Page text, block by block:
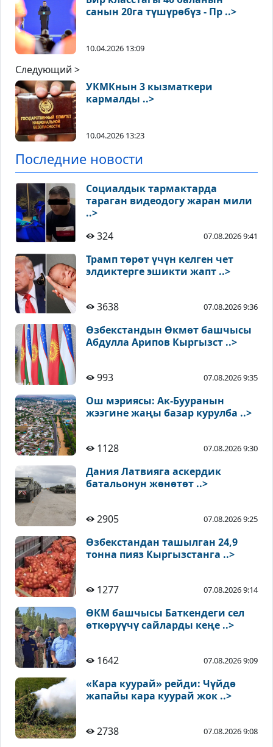
санын 20га түшүрөбүз - Пр ..>
10.04.2026 13:09
Следующий >
УКМКнын 3 кызматкери
кармалды ..>
10.04.2026 13:23
Последние новости
Социалдык тармактарда
тараган видеодогу жаран мили
..>
324
07.08.2026 9:41
Трамп төрөт үчүн келген чет
элдиктерге эшикти жапт ..>
3638 07.08.2026 9:36
Өзбекстандын Өкмөт башчысы
Абдулла Арипов Кыргызст ..>
993 07.08.2026 9:35
Ош мэриясы: Ак-Бууранын
жээгине жаңы базар курулба ..>
1128 07.08.2026 9:30
Дания Латвияга аскердик
батальонун жөнөтөт ..>
2905 07.08.2026 9:25
Өзбекстандан ташылган 24,9
тонна пияз Кыргызстанга ..>
1277 07.08.2026 9:14
ӨКМ башчысы Баткендеги сел
өткөрүүчү сайларды кеңе ..>
1642 07.08.2026 9:09
«Кара куурай» рейди: Чүйдө
жапайы кара куурай жок ..>
2738 07.08.2026 9:08